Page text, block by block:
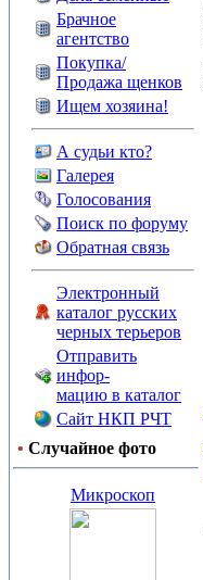
Брачное
агентство
Покупка/
Продажа щенков
Ищем хозяина!
А судьи кто?
Галерея
Голосования
Поиск по форуму
Обратная связь
Электронный
каталог русских
черных терьеров
Отправить
инфор-
мацию в каталог
Сайт НКП РЧТ
• Случайное фото
Микроскоп